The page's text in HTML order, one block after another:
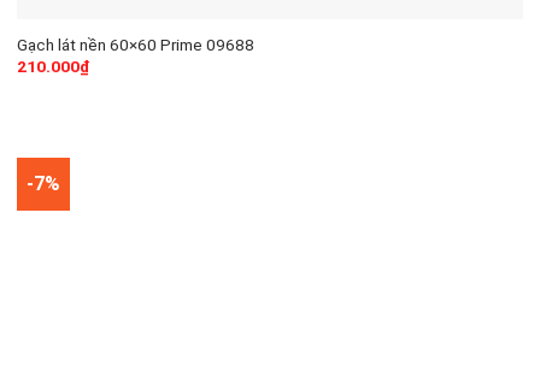
Gạch lát nền 60×60 Prime 09688
210.000₫
-7%